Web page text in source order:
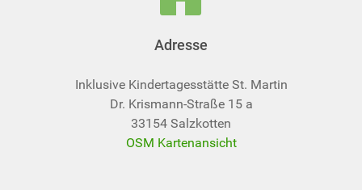
Adresse
Inklusive Kindertagesstätte St. Martin
Dr. Krismann-Straße 15 a
33154 Salzkotten
OSM Kartenansicht